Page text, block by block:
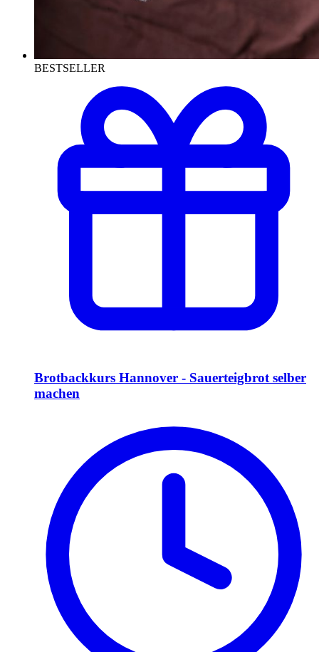
BESTSELLER
Brotbackkurs Hannover - Sauerteigbrot selber
machen